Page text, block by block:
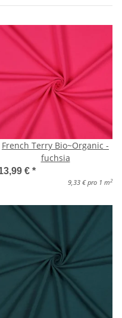
French Terry Bio~Organic -
fuchsia
€ *
9,33 € pro 1 m 2